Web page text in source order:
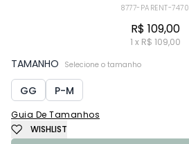
8777-PARENT-7470
R$ 109,00
1 x R$ 109,00
TAMANHO Selecione o tamanho
GG P-M
WISHLIST
Guia De Tamanhos